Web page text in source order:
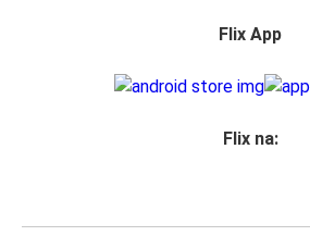
Flix App
Flix na: